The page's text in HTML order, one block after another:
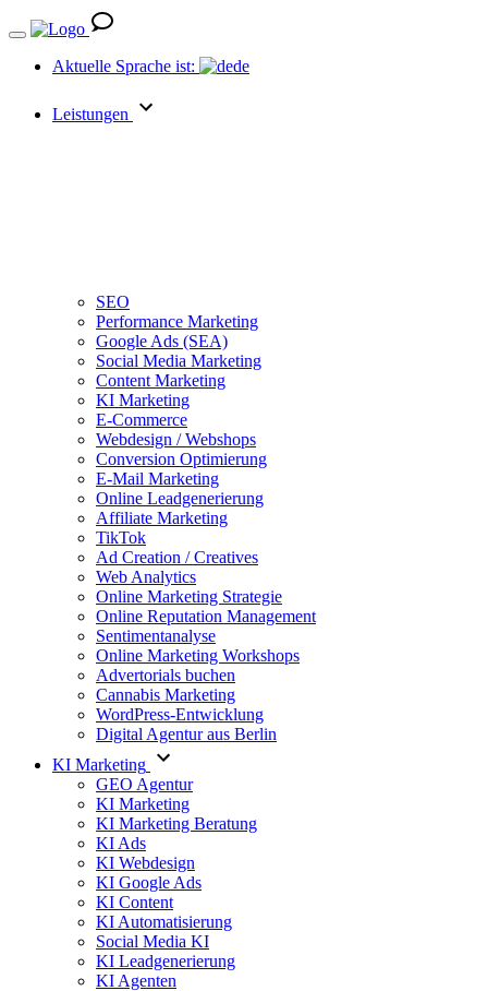
Aktuelle Sprache ist: de
Leistungen
SEO
Performance Marketing
Google Ads (SEA)
Social Media Marketing
Content Marketing
KI Marketing
E-Commerce
Webdesign / Webshops
Conversion Optimierung
E-Mail Marketing
Online Leadgenerierung
Affiliate Marketing
TikTok
Ad Creation / Creatives
Web Analytics
Online Marketing Strategie
Online Reputation Management
Sentimentanalyse
Online Marketing Workshops
Advertorials buchen
Cannabis Marketing
WordPress-Entwicklung
Digital Agentur aus Berlin
KI Marketing
GEO Agentur
KI Marketing
KI Marketing Beratung
KI Ads
KI Webdesign
KI Google Ads
KI Content
KI Automatisierung
Social Media KI
KI Leadgenerierung
KI Agenten